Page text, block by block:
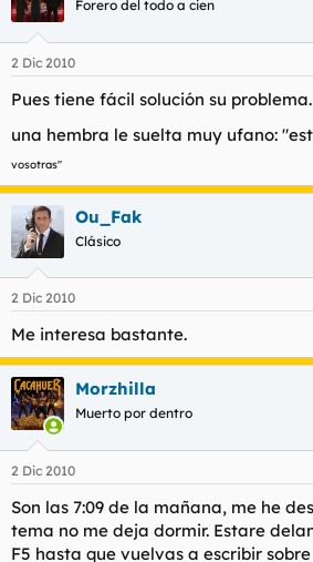
Forero del todo a cien
2 Dic 2010
Pues tiene fácil solución su
una hembra le suelta muy ufano:
vosotras"
Ou_Fak
Clásico
2 Dic 2010
Me interesa bastante.
Morzhilla
Muerto por dentro
2 Dic 2010
Son las 7:09 de la mañana, me he
tema no me deja dormir. Estare
F5 hasta que vuelvas a escribir